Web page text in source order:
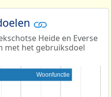
Heide en Everse
met het gebruiksdoel
Woonfunctie